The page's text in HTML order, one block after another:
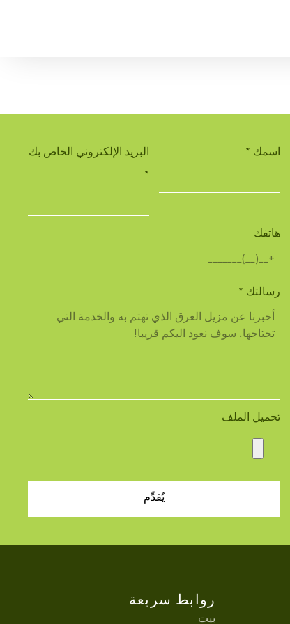
اسمك * البريد الإلكتروني الخاص بك
*
هاتفك
رسالتك *
تحميل الملف
يُقدِّم
روابط سريعة
بيت